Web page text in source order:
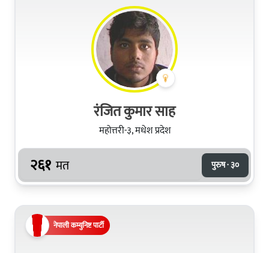
रंजित कुमार साह
महोत्तरी-३, मधेश प्रदेश
२६१ मत पुरुष · ३०
नेपाली कम्युनिष्ट पार्टी